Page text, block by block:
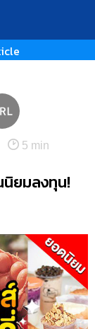
5 min
ยมลงทุน!